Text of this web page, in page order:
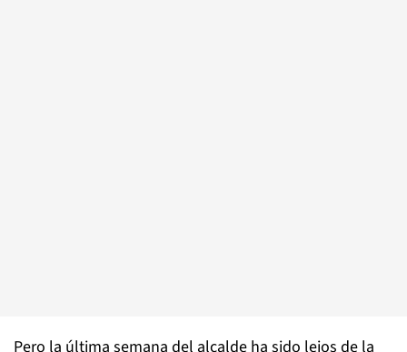
Pero la última semana del alcalde ha sido lejos de la